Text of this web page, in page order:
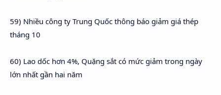
59) Nhiều công ty Trung Quốc thông báo giảm giá thép
tháng 10
60) Lao dốc hơn 4%, Quặng sắt có mức giảm trong ngày
lớn nhất gần hai năm